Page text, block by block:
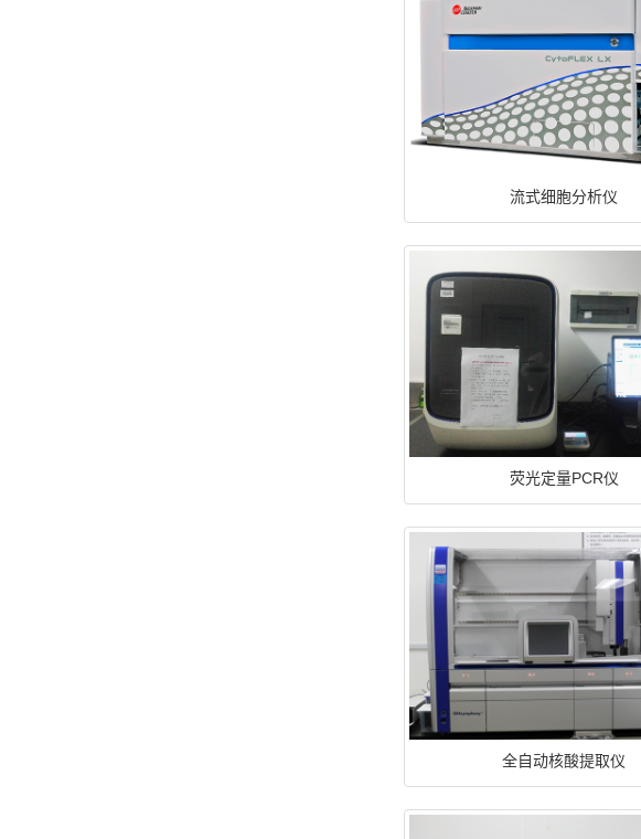
流式细胞分析仪
荧光定量PCR仪
全自动核酸提取仪